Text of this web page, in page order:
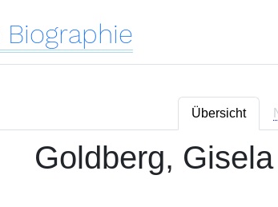
Biographie
Übersicht
Goldberg, Gisela